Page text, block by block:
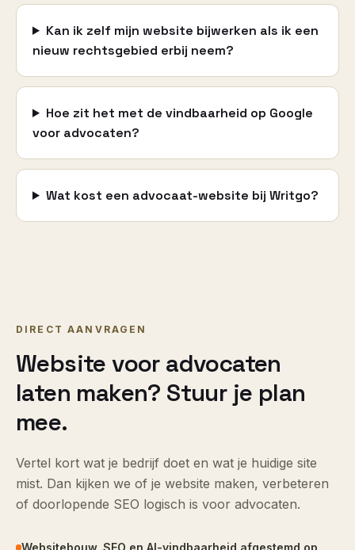
Kan ik zelf mijn website bijwerken als ik een
nieuw rechtsgebied erbij neem?
Hoe zit het met de vindbaarheid op Google
voor advocaten?
Wat kost een advocaat-website bij Writgo?
DIRECT AANVRAGEN
Website voor advocaten
laten maken? Stuur je plan
mee.
Vertel kort wat je bedrijf doet en wat je huidige site
mist. Dan kijken we of je website maken, verbeteren
of doorlopende SEO logisch is voor advocaten.
Websitebouw, SEO en AI-vindbaarheid afgestemd op